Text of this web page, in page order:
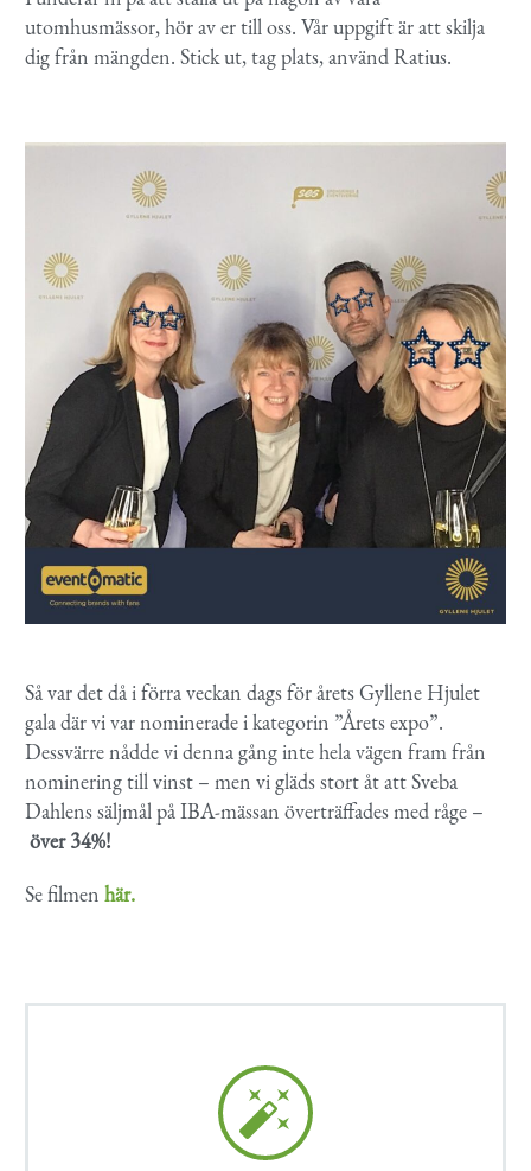
utomhusmässor, hör av er till oss. Vår uppgift är att skilja
dig från mängden. Stick ut, tag plats, använd Ratius.
Så var det då i förra veckan dags för årets Gyllene Hjulet
gala där vi var nominerade i kategorin ”Årets expo”.
Dessvärre nådde vi denna gång inte hela vägen fram från
nominering till vinst – men vi gläds stort åt att Sveba
Dahlens säljmål på IBA-mässan överträffades med råge –
över 34%!
Se filmen här.

